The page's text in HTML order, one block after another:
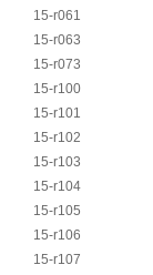
15-r061
15-r063
15-r073
15-r100
15-r101
15-r102
15-r103
15-r104
15-r105
15-r106
15-r107